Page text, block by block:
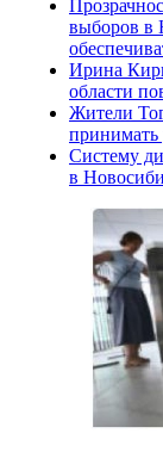
выборов в
Ирина
области
Жители
принимать
Систему
в